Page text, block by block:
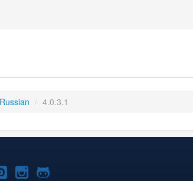
/ 4.0.3.1
Joomla!
Joomla!Joomla!